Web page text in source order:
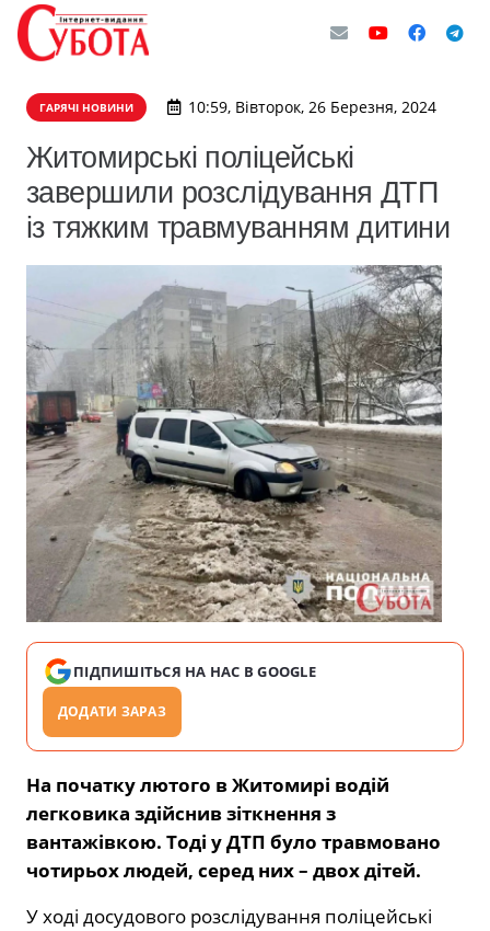
ГАРЯЧІ НОВИНИ 10:59, Вівторок, 26 Березня, 2024
Житомирські поліцейські
завершили розслідування ДТП
із тяжким травмуванням дитини
ПІДПИШІТЬСЯ НА НАС В GOOGLE
ДОДАТИ ЗАРАЗ
На початку лютого в Житомирі водій
легковика здійснив зіткнення з
вантажівкою. Тоді у ДТП було травмовано
чотирьох людей, серед них – двох дітей.
У ході досудового розслідування поліцейські